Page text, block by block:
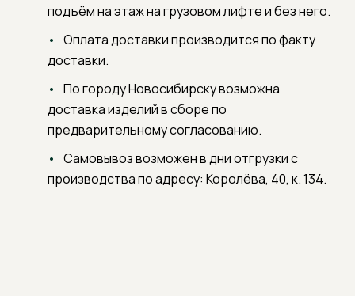
подъём на этаж на грузовом лифте и без него.
Оплата доставки производится по факту
доставки.
По городу Новосибирску возможна
доставка изделий в сборе по
предварительному согласованию.
Самовывоз возможен в дни отгрузки с
производства по адресу: Королёва, 40, к. 134.